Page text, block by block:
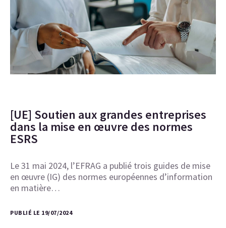
[UE] Soutien aux grandes entreprises
dans la mise en œuvre des normes
ESRS
Le 31 mai 2024, l’EFRAG a publié trois guides de mise
en œuvre (IG) des normes européennes d’information
en matière…
PUBLIÉ LE 19/07/2024